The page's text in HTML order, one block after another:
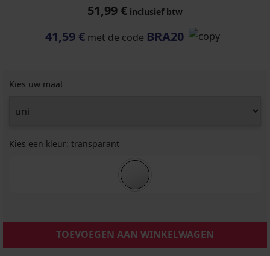
51,99 € inclusief btw
41,59 € met de code BRA20
Kies uw maat
Kies een kleur: transparant
TOEVOEGEN AAN WINKELWAGEN